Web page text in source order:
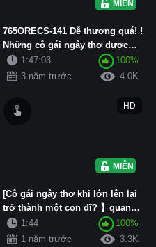
MIỄN PHÍ
765ORECS-141 Dễ thương quá! !
Những cô gái ngây thơ được
truyền cảm hứng từ trái t...
1:47:03
100%
3 năm trước
4.0K
MIỄN PHÍ
HD
[Cô gái ngây thơ khi lớn lên lại
trở thành một con đĩ? 】quan
hệ tình dục bằng miệng
1:44
100%
1 năm trước
3.3K